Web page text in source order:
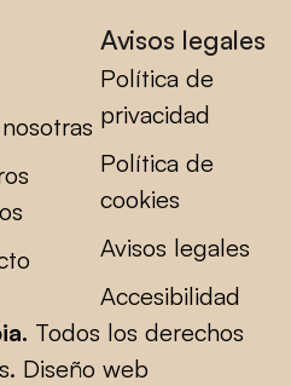
Avisos legales
Política de
privacidad
Política de
cookies
Avisos legales
Accesibilidad
Todos los derechos
Diseño web